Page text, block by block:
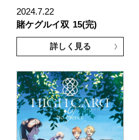
2024.7.22
賭ケグルイ双 15(完)
詳しく見る